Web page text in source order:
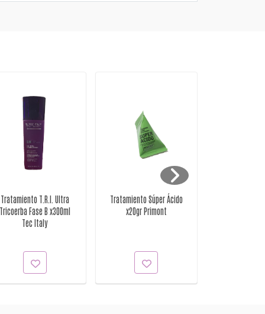
Tratamiento T.R.I. Ultra
Tricoerba Fase B x300ml
Tec Italy
Tratamiento Súper Ácido
x20gr Primont